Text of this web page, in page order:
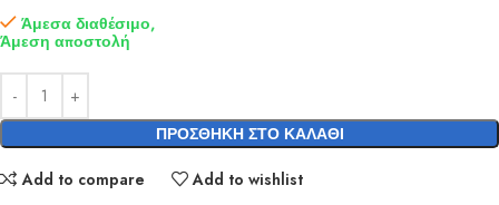
Άμεσα διαθέσιμο,
Άμεση αποστολή
ΠΡΟΣΘΉΚΗ ΣΤΟ ΚΑΛΆΘΙ
Add to compare Add to wishlist